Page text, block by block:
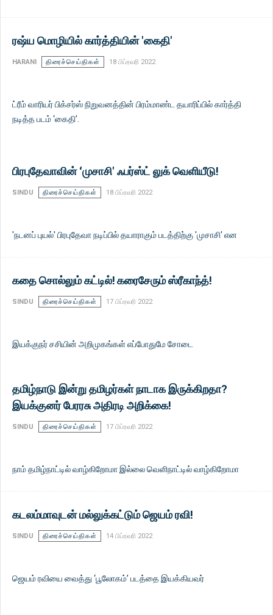
ரஷ்ய மொழியில் கார்த்தியின் 'கைதி'
HARANI திரைச்செய்திகள் 18 பிப்ரவரி 2022
ட்ரீம் வாரியர் பிக்சர்ஸ் நிறுவனத்தின் பிரம்மாண்ட தயாரிப்பில் கார்த்தி
நடித்த படம் ‘கைதி’.
பிரபுதேவாவின் ‘முசாசி' ஃபர்ஸ்ட் லுக் வெளியீடு!
SINDU திரைச்செய்திகள் 18 பிப்ரவரி 2022
'நடனப் புயல்' பிரபுதேவா நடிப்பில் தயாராகும் படத்திற்கு 'முசாசி' என
கதை சொல்லும் கட்டில்! கரைசேரும் ஸ்ரீகாந்த்!
SINDU திரைச்செய்திகள் 17 பிப்ரவரி 2022
இயக்குநர் சசியின் அறிமுகங்கள் எப்போதுமே சோடை
தமிழ்நாடு இன்று தமிழர்கள் நாடாக இருக்கிறதா?
இயக்குனர் பேரரசு அதிரடி அறிக்கை!
SINDU திரைச்செய்திகள் 17 பிப்ரவரி 2022
நாம் தமிழ்நாட்டில் வாழ்கிறோமா இல்லை வெளிநாட்டில் வாழ்கிறோமா
கடலம்மாவுடன் மல்லுக்கட்டும் ஜெயம் ரவி!
SINDU திரைச்செய்திகள் 14 பிப்ரவரி 2022
ஜெயம் ரவியை வைத்து ‘பூலோகம்’ படத்தை இயக்கியவர்